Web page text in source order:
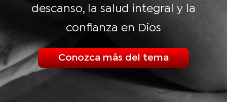
descanso, la salud integral y la
confianza en Dios
Conozca más del tema